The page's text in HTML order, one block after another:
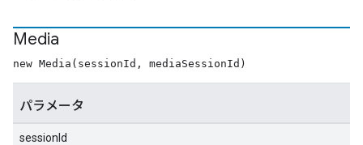
Media
new Media(sessionId, mediaSessionId)
パラメータ
sessionId